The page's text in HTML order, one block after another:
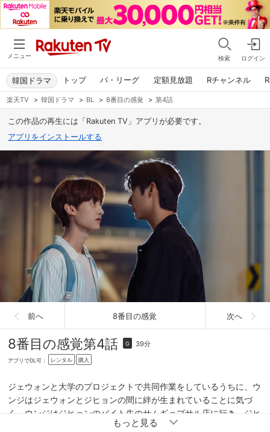
メニュー 検索 ログイン
トップ パ・リーグ 定額見放題 Rチャンネル
韓国ドラマ
楽天TV > 韓国ドラマ > BL > 8番目の感覚 > 第4話
この作品の再生には「Rakuten TV」アプリが必要です。
アプリをインストールする
前へ 8番目の感覚 次へ
8番目の感覚第4話 G 39分
アプリでDL可： レンタル 購入
ジェウォンと大学のプロジェクトで共同作業をしているうちに、ウ
ンジはジェウォンとジヒョンの間に絆が生まれていることに気づ
く。ウンジはジヒョンのバイト先のサムギョプサル店に行き、ジヒ
ョンの仕事を妨害し、その事で喧嘩はウンジと店の社長にまで発展